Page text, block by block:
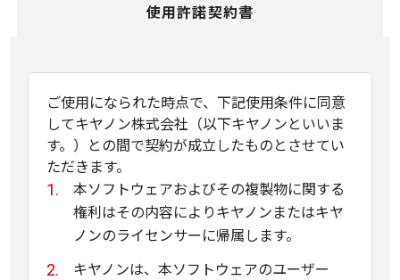
使用許諾契約書
ご使用になられた時点で、下記使用条件に同意
してキヤノン株式会社（以下キヤノンといいま
す。）との間で契約が成立したものとさせてい
ただきます。
本ソフトウェアおよびその複製物に関する
権利はその内容によりキヤノンまたはキヤ
ノンのライセンサーに帰属します。
キヤノンは、本ソフトウェアのユーザー